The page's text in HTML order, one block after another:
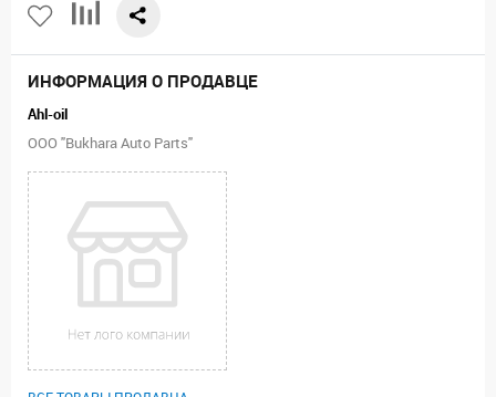
ИНФОРМАЦИЯ О ПРОДАВЦЕ
Ahl-oil
ООО "Bukhara Auto Parts"